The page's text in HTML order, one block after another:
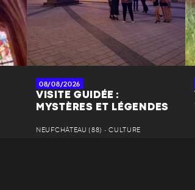
08/08/2026
VISITE GUIDÉE :
MYSTÈRES ET LÉGENDES
NEUFCHÂTEAU (88) • CULTURE